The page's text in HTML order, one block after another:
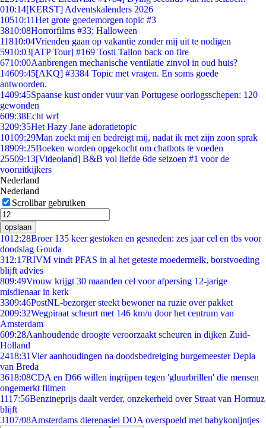
010:14[KERST] Adventskalenders 2026
10510:11Het grote goedemorgen topic #3
3810:08Horrorfilms #33: Halloween
11810:04Vrienden gaan op vakantie zonder mij uit te nodigen
5910:03[ATP Tour] #169 Tosti Tallon back on fire
6710:00Aanbrengen mechanische ventilatie zinvol in oud huis?
14609:45[AKQ] #3384 Topic met vragen. En soms goede
antwoorden.
1409:45Spaanse kust onder vuur van Portugese oorlogsschepen: 120
gewonden
609:38Echt wrf
3209:35Het Hazy Jane adoratietopic
10109:29Man zoekt mij en bedreigt mij, nadat ik met zijn zoon sprak
18909:25Boeken worden opgekocht om chatbots te voeden
25509:13[Videoland] B&B vol liefde 6de seizoen #1 voor de
vooruitkijkers
Nederland
Nederland
Scrollbar gebruiken
opslaan
1012:28Broer 135 keer gestoken en gesneden: zes jaar cel en tbs voor
doodslag Gouda
312:17RIVM vindt PFAS in al het geteste moedermelk, borstvoeding
blijft advies
809:49Vrouw krijgt 30 maanden cel voor afpersing 12-jarige
misdienaar in kerk
3309:46PostNL-bezorger steekt bewoner na ruzie over pakket
2009:32Wegpiraat scheurt met 146 km/u door het centrum van
Amsterdam
609:28Aanhoudende droogte veroorzaakt scheuren in dijken Zuid-
Holland
2418:31Vier aanhoudingen na doodsbedreiging burgemeester Depla
van Breda
3618:08CDA en D66 willen ingrijpen tegen 'gluurbrillen' die mensen
ongemerkt filmen
1117:56Benzineprijs daalt verder, onzekerheid over Straat van Hormuz
blijft
3107/08Amsterdams dierenasiel DOA overspoeld met babykonijntjes